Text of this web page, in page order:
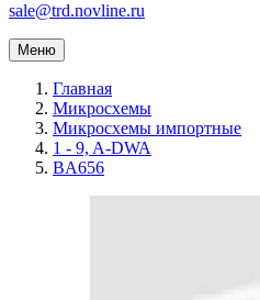
sale@trd.novline.ru
Меню
Главная
Микросхемы
Микросхемы импортные
1 - 9, A-DWA
BA656